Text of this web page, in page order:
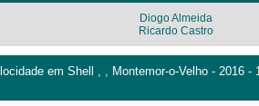
Diogo Almeida
Ricardo Castro
em Shell , , Montemor-o-Velho - 2016